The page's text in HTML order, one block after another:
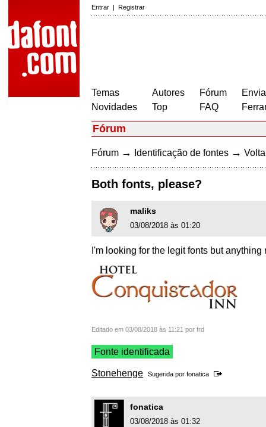
Entrar | Registrar
Temas
Novidades
Autores
Top
Fórum
FAQ
Fórum
Fórum → Identificação de fontes →
Both fonts, please?
maliks
03/08/2018 às 01:20
I'm looking for the legit fonts but
Editado em 03/08/2018 às 11:21 por frd
Fonte identificada
Stonehenge Sugerida por fonatica
fonatica
03/08/2018 às 01:32